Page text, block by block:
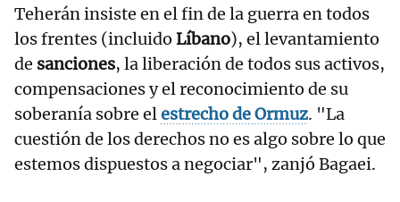
Teherán insiste en el fin de la guerra en todos
los frentes (incluido Líbano), el levantamiento
de sanciones, la liberación de todos sus activos,
compensaciones y el reconocimiento de su
soberanía sobre elestrecho de Ormuz. "La
cuestión de los derechos no es algo sobre lo que
estemos dispuestos a negociar", zanjó Bagaei.